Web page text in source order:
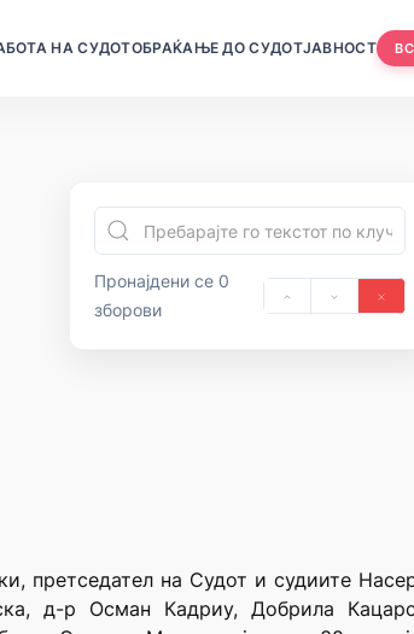
НА СУДОТОБРАЌАЊЕ ДО СУДОТЈАВНОСТ
Пронајдени се 0
зборови
претседател на Судот и судиите
д-р Осман Кадриу, Добрила